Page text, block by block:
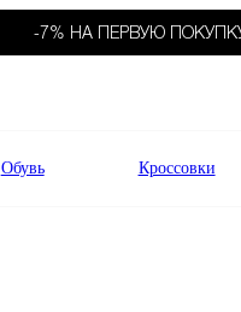
-7% НА ПЕРВУЮ
Обувь Кроссовки